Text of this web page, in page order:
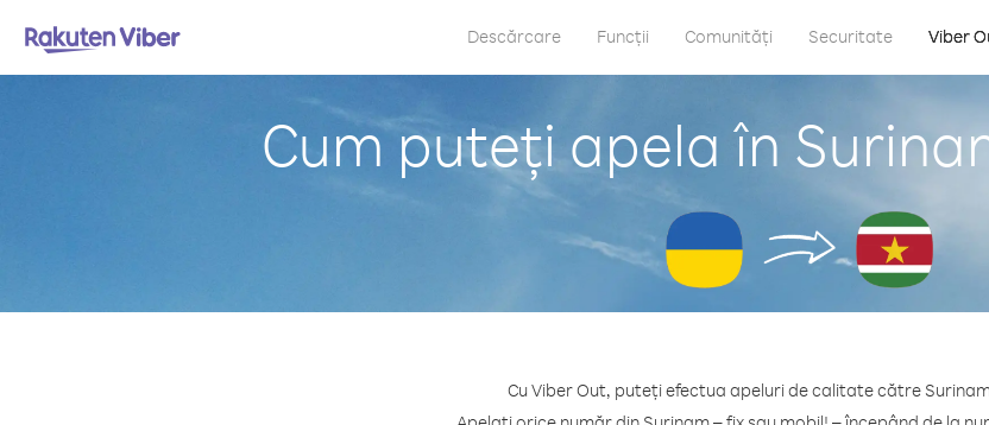
Descărcare Funcții Comunități Securitate Viber
Cum puteți apela în
Cu Viber Out, puteți efectua apeluri de calitate către